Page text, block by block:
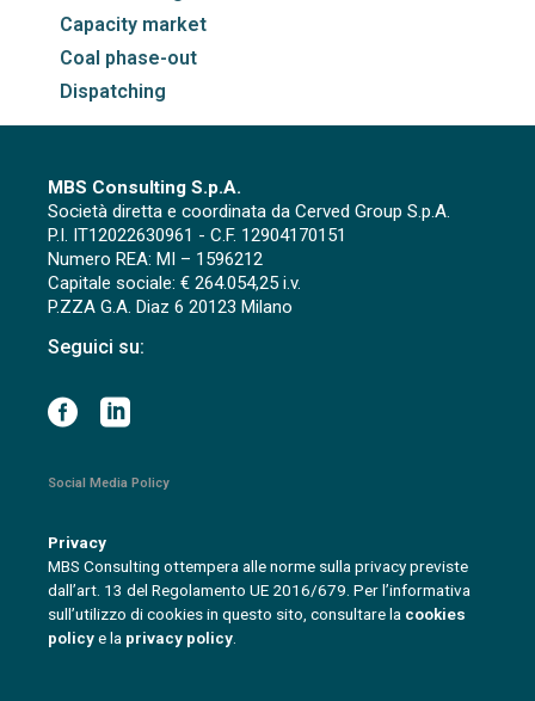
Capacity market
Coal phase-out
Dispatching
MBS Consulting S.p.A.
Società diretta e coordinata da Cerved Group S.p.A.
P.I. IT12022630961 - C.F. 12904170151
Numero REA: MI – 1596212
Capitale sociale: € 264.054,25 i.v.
P.ZZA G.A. Diaz 6 20123 Milano
Seguici su:
Social Media Policy
Privacy
MBS Consulting ottempera alle norme sulla privacy previste
dall’art. 13 del Regolamento UE 2016/679. Per l’informativa
sull’utilizzo di cookies in questo sito, consultare la cookies
policye la privacy policy.